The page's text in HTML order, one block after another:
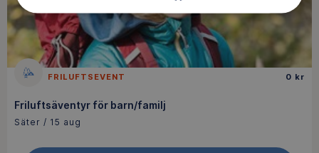
FRILUFTSEVENT 0 kr
Friluftsäventyr för barn/familj
Säter / 15 aug